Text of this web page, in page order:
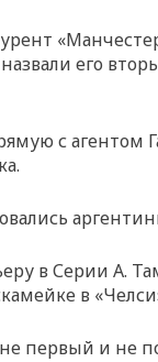
его
с
в Серии
в
первый и не